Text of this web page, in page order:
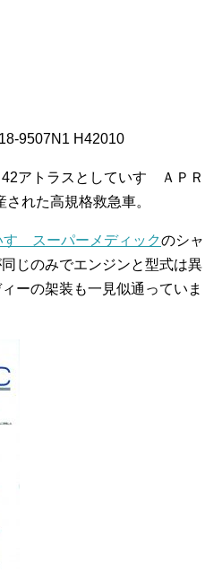
9507N1 H42010
アトラスとしていすゞＡＰＲ
れた高規格救急車。
すゞスーパーメディックのシャ
じのみでエンジンと型式は異
ーの架装も一見似通っていま